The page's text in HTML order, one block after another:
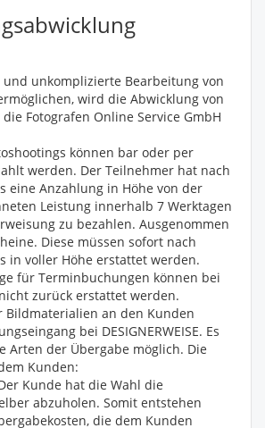
und unkomplizierte Bearbeitung von
wird die Abwicklung von
Fotografen Online Service GmbH
können bar oder per
werden. Der Teilnehmer hat nach
eine Anzahlung in Höhe von der
Leistung innerhalb 7 Werktagen
zu bezahlen. Ausgenommen
Diese müssen sofort nach
in voller Höhe erstattet werden.
für Terminbuchungen können bei
zurück erstattet werden.
Bildmaterialien an den Kunden
bei DESIGNERWEISE. Es
Arten der Übergabe möglich. Die
Kunden:
Kunde hat die Wahl die
abzuholen. Somit entstehen
die dem Kunden